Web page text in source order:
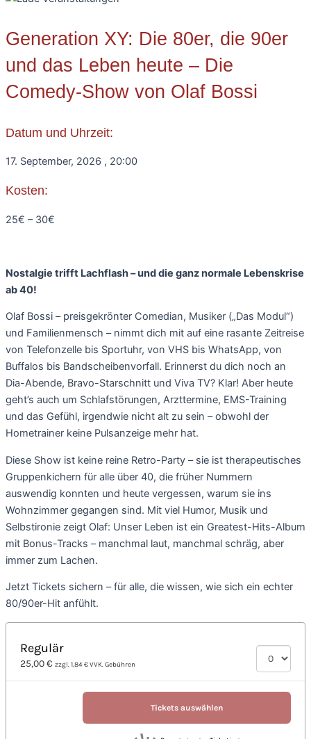
Generation XY: Die 80er, die 90er
und das Leben heute – Die
Comedy-Show von Olaf Bossi
Datum und Uhrzeit:
17. September, 2026 , 20:00
Kosten:
25€ – 30€
Nostalgie trifft Lachflash – und die ganz normale Lebenskrise
ab 40!
Olaf Bossi – preisgekrönter Comedian, Musiker („Das Modul“)
und Familienmensch – nimmt dich mit auf eine rasante Zeitreise
von Telefonzelle bis Sportuhr, von VHS bis WhatsApp, von
Buffalos bis Bandscheibenvorfall. Erinnerst du dich noch an
Dia-Abende, Bravo-Starschnitt und Viva TV? Klar! Aber heute
geht’s auch um Schlafstörungen, Arzttermine, EMS-Training
und das Gefühl, irgendwie nicht alt zu sein – obwohl der
Hometrainer keine Pulsanzeige mehr hat.
Diese Show ist keine reine Retro-Party – sie ist therapeutisches
Gruppenkichern für alle über 40, die früher Nummern
auswendig konnten und heute vergessen, warum sie ins
Wohnzimmer gegangen sind. Mit viel Humor, Musik und
Selbstironie zeigt Olaf: Unser Leben ist ein Greatest-Hits-Album
mit Bonus-Tracks – manchmal laut, manchmal schräg, aber
immer zum Lachen.
Jetzt Tickets sichern – für alle, die wissen, wie sich ein echter
80/90er-Hit anfühlt.